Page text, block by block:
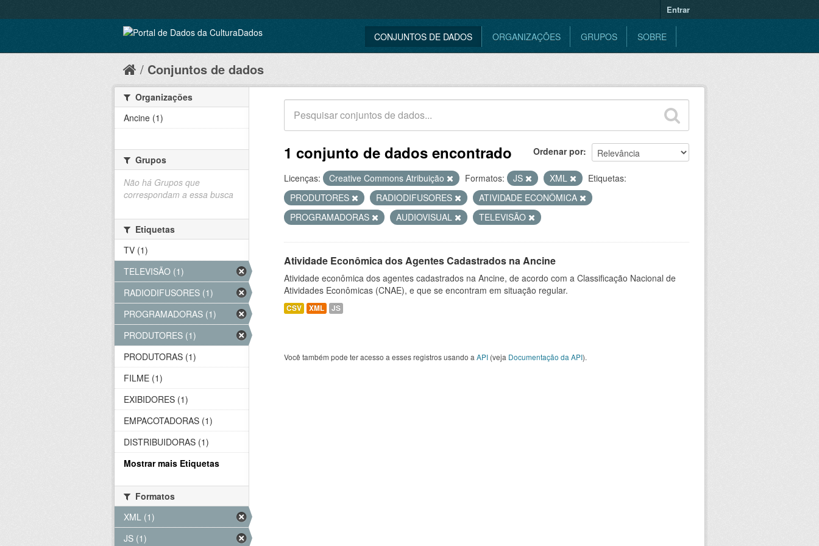
Entrar
CONJUNTOS DE DADOS ORGANIZAÇÕES GRUPOS SOBRE
Conjuntos de dados
Ordenar por
1 conjunto de dados encontrado
Licenças: Creative Commons Atribuição Formatos: JS XML
Etiquetas:
PRODUTORES
RADIODIFUSORES
ATIVIDADE ECONÔMICA
PROGRAMADORAS
AUDIOVISUAL TELEVISÃO
Atividade Econômica dos Agentes Cadastrados na Ancine
Atividade econômica dos agentes cadastrados na Ancine, de acordo com a Classificação Nacional de
Atividades Econômicas (CNAE), e que se encontram em situação regular.
CSV XML JS
Você também pode ter acesso a esses registros usando a API (veja Documentação da API).
Organizações
Ancine (1)
Grupos
Não há Grupos que
correspondam a essa busca
Etiquetas
TV (1)
TELEVISÃO (1)
RADIODIFUSORES (1)
PROGRAMADORAS (1)
PRODUTORES (1)
PRODUTORAS (1)
FILME (1)
EXIBIDORES (1)
EMPACOTADORAS (1)
DISTRIBUIDORAS (1)
Mostrar mais Etiquetas
Formatos
XML (1)
JS (1)